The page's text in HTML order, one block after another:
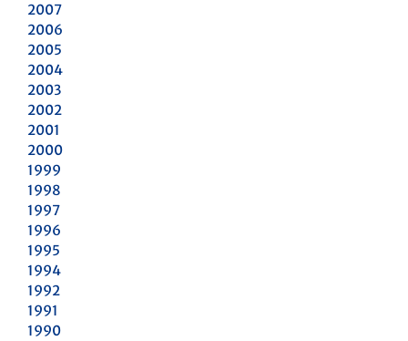
2007
2006
2005
2004
2003
2002
2001
2000
1999
1998
1997
1996
1995
1994
1992
1991
1990